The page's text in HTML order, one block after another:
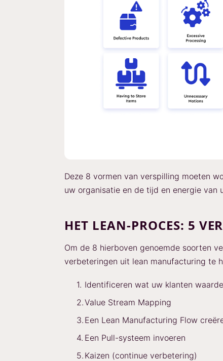
Deze 8 vormen van verspilling moeten
uw organisatie en de tijd en energie van
HET LEAN-PROCES: 5
Om de 8 hierboven genoemde soorten
verbeteringen uit lean manufacturing te
Identificeren wat uw klanten
Value Stream Mapping
Een Lean Manufacturing Flow
Een Pull-systeem invoeren
Kaizen (continue verbetering)